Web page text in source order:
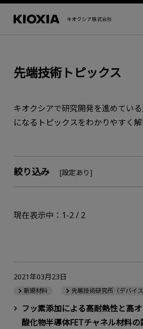
キオクシア株式会社
先端技術トピックス
キオクシアで研究開発を進めてい
になるトピックスをわかりやすく解
絞り込み [設定あり]
現在表示中：1-2 / 2
フッ素添加による高耐熱性と高
酸化物半導体FETチャネル材料の
2021年03月23日
新規材料 先端技術研究所（デバイス